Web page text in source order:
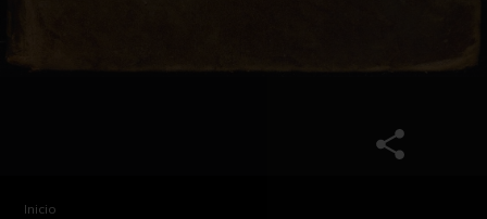
Inicio